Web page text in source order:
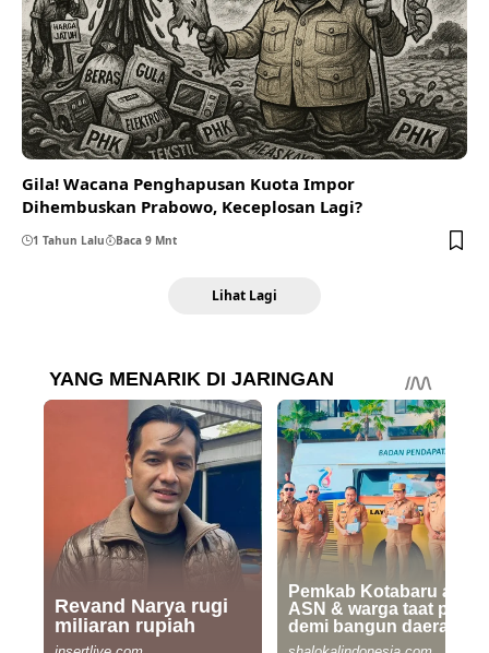
Gila! Wacana Penghapusan Kuota Impor
Dihembuskan Prabowo, Keceplosan Lagi?
1 Tahun Lalu Baca 9 Mnt
Lihat Lagi